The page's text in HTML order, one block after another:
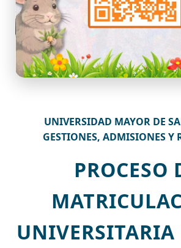
UNIVERSIDAD MAYOR DE
GESTIONES, ADMISIONES Y
PROCESO
UNIVERSITARIA